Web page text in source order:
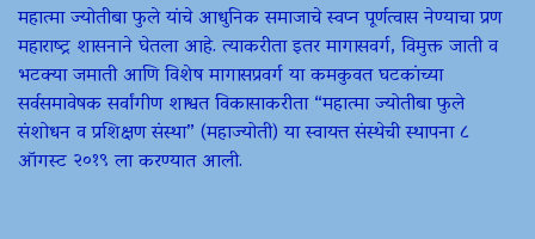
महात्मा ज्योतीबा फुले यांचे आधुनिक समाजाचे स्वप्न पूर्णत्वास नेण्याचा प्रण
महाराष्ट्र शासनाने घेतला आहे. त्याकरीता इतर मागासवर्ग, विमुक्त जाती व
भटक्या जमाती आणि विशेष मागासप्रवर्ग या कमकुवत घटकांच्या
सर्वसमावेषक सर्वांगीण शाश्वत विकासाकरीता “महात्मा ज्योतीबा फुले
संशोधन व प्रशिक्षण संस्था” (महाज्योती) या स्वायत्त संस्थेची स्थापना ८
ऑगस्ट २०१९ ला करण्यात आली.